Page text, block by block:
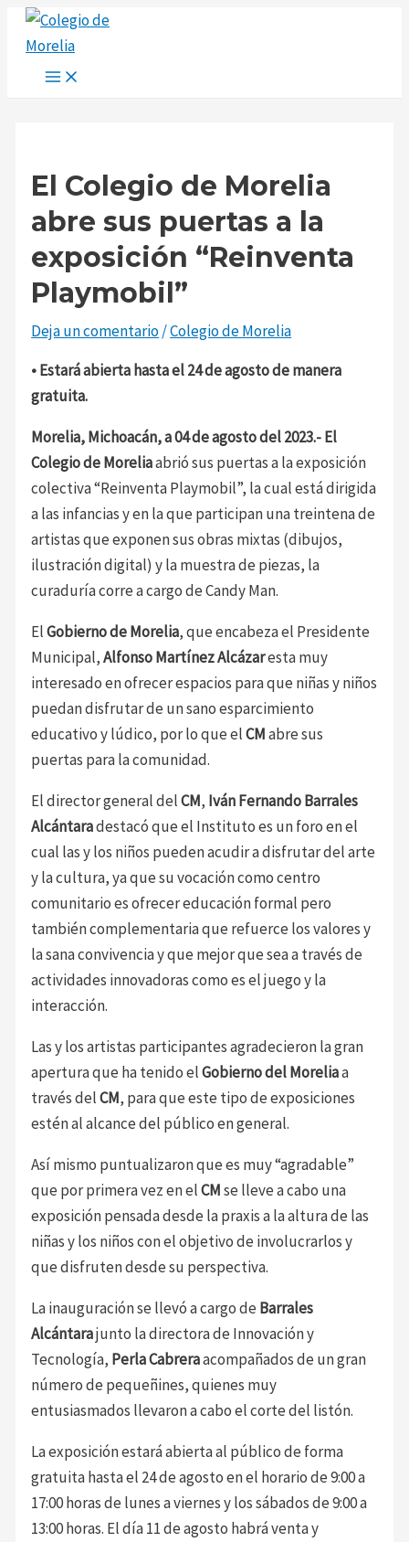
Menu
El Colegio de Morelia
abre sus puertas a la
exposición “Reinventa
Playmobil”
Deja un comentario/Colegio de Morelia
• Estará abierta hasta el 24 de agosto de manera
gratuita.
Morelia, Michoacán, a 04 de agosto del 2023.- El
Colegio de Moreliaabrió sus puertas a la exposición
colectiva “Reinventa Playmobil”, la cual está dirigida
a las infancias y en la que participan una treintena de
artistas que exponen sus obras mixtas (dibujos,
ilustración digital) y la muestra de piezas, la
curaduría corre a cargo de Candy Man.
ElGobierno de Morelia, que encabeza el Presidente
Municipal,Alfonso Martínez Alcázaresta muy
interesado en ofrecer espacios para que niñas y niños
puedan disfrutar de un sano esparcimiento
educativo y lúdico, por lo que elCMabre sus
puertas para la comunidad.
El director general delCM, Iván Fernando Barrales
Alcántaradestacó que el Instituto es un foro en el
cual las y los niños pueden acudir a disfrutar del arte
y la cultura, ya que su vocación como centro
comunitario es ofrecer educación formal pero
también complementaria que refuerce los valores y
la sana convivencia y que mejor que sea a través de
actividades innovadoras como es el juego y la
interacción.
Las y los artistas participantes agradecieron la gran
apertura que ha tenido elGobierno del Moreliaa
través delCM, para que este tipo de exposiciones
estén al alcance del público en general.
Así mismo puntualizaron que es muy “agradable”
que por primera vez en elCMse lleve a cabo una
exposición pensada desde la praxis a la altura de las
niñas y los niños con el objetivo de involucrarlos y
que disfruten desde su perspectiva.
La inauguración se llevó a cargo de Barrales
Alcántarajunto la directora de Innovación y
Tecnología, Perla Cabreraacompañados de un gran
número de pequeñines, quienes muy
entusiasmados llevaron a cabo el corte del listón.
La exposición estará abierta al público de forma
gratuita hasta el 24 de agosto en el horario de 9:00 a
17:00 horas de lunes a viernes y los sábados de 9:00 a
13:00 horas. El día 11 de agosto habrá venta y
Navegación
de
Escribe
aquí...
Nombre*
Correo
electrónico*
Web